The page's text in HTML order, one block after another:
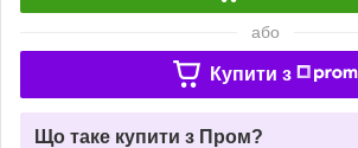
або
Купити з
Що таке купити з Пром?